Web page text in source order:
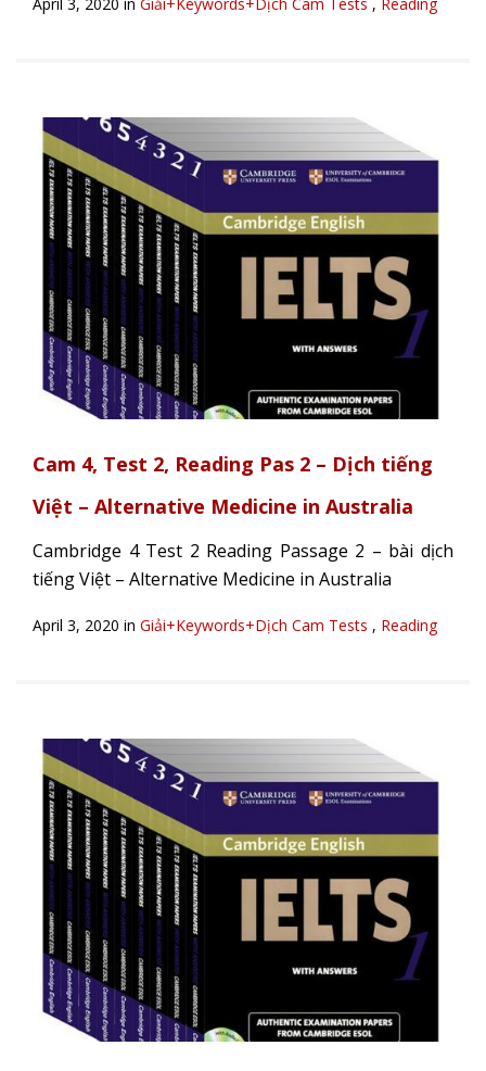
Cam 4, Test 2, Reading Pas 2 – Dịch tiếng
Việt – Alternative Medicine in Australia
Cambridge 4 Test 2 Reading Passage 2 – bài dịch
tiếng Việt – Alternative Medicine in Australia
April 3, 2020 in Giải+Keywords+Dịch Cam Tests , Reading